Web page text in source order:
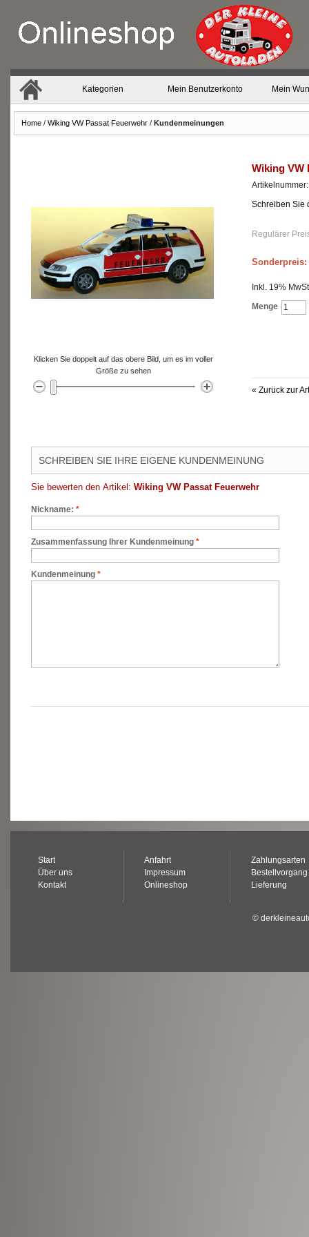
Kategorien Mein Benutzerkonto Mein
Home / Wiking VW Passat Feuerwehr / Kundenmeinungen
Wiking VW
Schreiben Sie
Regulärer
Sonderpreis:
Inkl. 19%
Menge
« Zurück zur
Klicken Sie doppelt auf das obere Bild, um es im voller
Größe zu sehen
SCHREIBEN SIE IHRE EIGENE KUNDENMEINUNG
Sie bewerten den Artikel: Wiking VW Passat Feuerwehr
*
Nickname:
*
Zusammenfassung Ihrer Kundenmeinung
*
Kundenmeinung
Start
Über uns
Kontakt
Anfahrt
Impressum
Onlineshop
Zahlungsarten
Bestellvorgang
Lieferung
©